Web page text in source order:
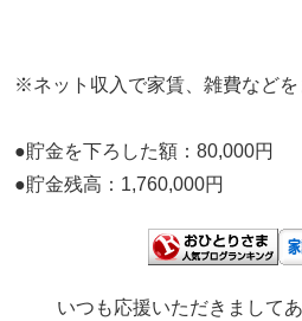
※ネット収入で家賃、雑費などを
●貯金を下ろした額：80,000円
●貯金残高：1,760,000円
いつも応援いただきまして